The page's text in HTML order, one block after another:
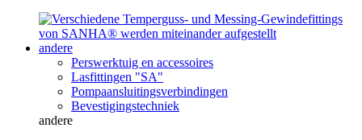
andere
Perswerktuig en accessoires
Lasfittingen "SA"
Pompaansluitingsverbindingen
Bevestigingstechniek
andere